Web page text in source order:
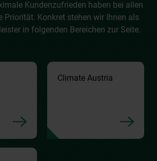
Kundenzufrieden haben bei allen
Priorität. Konkret stehen wir Ihnen als
in folgenden Bereichen zur Seite.
Climate Austria